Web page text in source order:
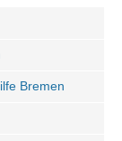
Bremen